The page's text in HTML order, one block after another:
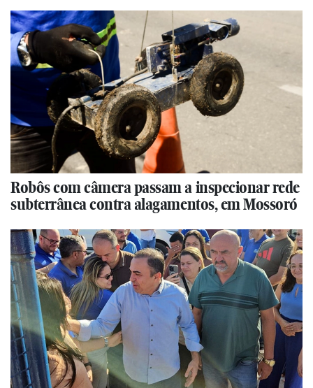
Robôs com câmera passam a inspecionar rede
subterrânea contra alagamentos, em Mossoró